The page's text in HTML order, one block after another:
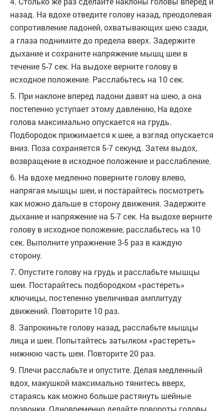
назад. На вдохе отведите голову назад, преодолевая
сопротивление ладоней, охватывающих шею сзади,
а глаза поднимите до предела вверх. Задержите
дыхание и сохраните напряжение мышц шеи в
течение 5-7 сек. На выдохе верните голову в
исходное положение. Расслабьтесь на 10 сек.
5. При наклоне вперед ладони давят на шею, а она
постепенно уступает этому давлению, На вдохе
голова максимально опускается на грудь.
Подбородок прижимается к шее, а взгляд опускается
вниз. Поза сохраняется 5-7 секунд. Затем выдох,
возвращение в исходное положение и расслабление.
6. На вдохе медленно поверните голову влево,
напрягая мышцы шеи, и постарайтесь посмотреть
как можно дальше в сторону движения. Задержите
дыхание и напряжение на 5-7 сек. На выдохе верните
голову в исходное положение, расслабьтесь на 10
сек. Выполните упражнение 3-5 раз в каждую
сторону.
7. Опустите голову на грудь и расслабьте мышцы
шеи. Постарайтесь подбородком «растереть»
ключицы, постепенно увеличивая амплитуду
движений. Повторите 10 раз.
8. Запрокиньте голову назад, расслабьте мышцы
лица и шеи. Попытайтесь затылком «растереть»
нижнюю часть шеи. Повторите 20 раз.
9. Плечи расслабьте и опустите. Делая медленный
вдох, макушкой максимально тянитесь вверх,
стараясь как можно больше растянуть шейные
позвонки. Одновременно делайте повороты головы